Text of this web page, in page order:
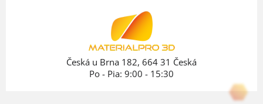
c
i
e
p
Česká u Brna 182, 664 31 Česká
Po - Pia: 9:00 - 15:30